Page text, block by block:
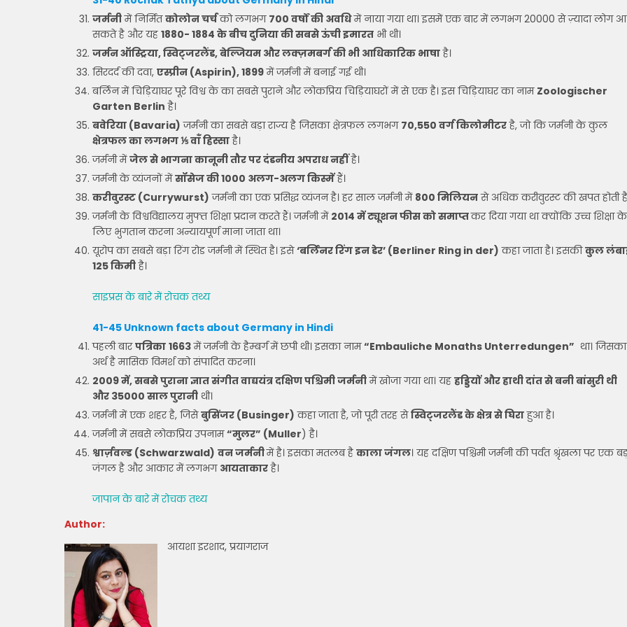
जर्मनीमें निर्मितकोलोन चर्चको लगभग 700 वर्षों की अवधिमें नाया गया था। इसमें एक बार में लगभग 20000 से ज़्यादा लोग आ
सकते है और यह 1880- 1884 के बीच दुनिया की सबसे ऊंची इमारत भी थी।
जर्मन ऑस्ट्रिया, स्विट्जरलैंड, बेल्जियम और लक्ज़मबर्ग की भी आधिकारिक भाषाहै।
सिरदर्द की दवा, एस्प्रीन (Aspirin), 1899में जर्मनी में बनाई गई थी।
बर्लिन में चिड़ियाघर पूरे विश्व के का सबसे पुराने और लोकप्रिय चिड़ियाघरों में से एक है। इस चिड़ियाघर का नाम Zoologischer
Garten Berlin है।
बवेरिया (Bavaria) जर्मनी का सबसे बड़ा राज्य है जिसका क्षेत्रफल लगभग 70,550 वर्ग किलोमीटरहै, जो कि जर्मनी के कुल
क्षेत्रफल का लगभग ⅕ वाँ हिस्साहै।
जर्मनी मेंजेल से भागना कानूनी तौर पर दंडनीय अपराध नहींहै।
जर्मनी के व्यंजनों मेंसॉसेज की 1000 अलग-अलग किस्मेंहैं।
करीवुरस्ट (Currywurst) जर्मनी का एक प्रसिद्ध व्यंजन है। हर साल जर्मनी में 800 मिलियनसे अधिक करीवुरस्ट की खपत होती
जर्मनी के विश्वविद्यालय मुफ्त शिक्षा प्रदान करते हैं। जर्मनी में 2014 में ट्यूशन फीस को समाप्तकर दिया गया था क्योंकि उच्च शिक्षा के
लिए भुगतान करना अन्यायपूर्ण माना जाता था।
यूरोप का सबसे बड़ा रिंग रोड जर्मनी में स्थित है। इसे‘बर्लिनर रिंग इन डेर’ (Berliner Ring in der) कहा जाता है। इसकीकुल
125 किमीहै।
साइप्रस के बारे में रोचक तथ्य
41-45 Unknown facts about Germany in Hindi
पहली बारपत्रिका 1663में जर्मनी के हैम्बर्ग में छपी थी। इसका नाम“Embauliche Monaths Unterredungen” था। जिसका
अर्थ है मासिक विमर्श को संपादित करना।
2009 में, सबसे पुराना ज्ञात संगीत वाद्ययंत्र दक्षिण पश्चिमी जर्मनीमें खोजा गया था। यह हड्डियों और हाथी दांत से बनी बांसुरी थी
और 35000 साल पुरानी थी।
जर्मनी में एक शहर है, जिसेबुसिंजर (Businger) कहा जाता है, जो पूरी तरह सेस्विट्जरलैंड के क्षेत्र से घिराहुआ है।
जर्मनी में सबसे लोकप्रिय उपनाम“मुलर” (Muller) है।
श्वार्ज़वल्ड (Schwarzwald) वन जर्मनीमें है। इसका मतलब है काला जंगल। यह दक्षिण पश्चिमी जर्मनी की पर्वत श्रृंखला पर एक
जंगल है और आकार में लगभग आयताकारहै।
जापान के बारे में रोचक तथ्य
Author:
आयशा इरशाद, प्रयागराज